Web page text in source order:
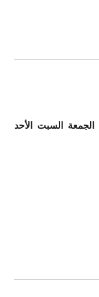
الجمعة السبت
الأحد